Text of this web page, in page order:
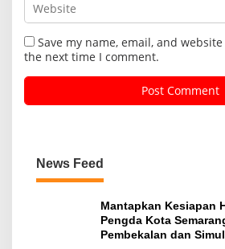
Save my name, email, and
the next time I comment.
News Feed
Mantapkan Kesiapan
Pengda Kota
Pembekalan dan